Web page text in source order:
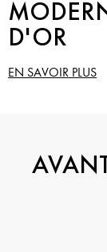
D'OR
EN SAVOIR PLUS